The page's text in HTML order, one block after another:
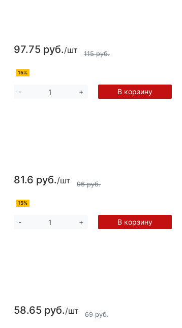
97.75 руб./шт 115 руб.
15%
- + В корзину
81.6 руб./шт 96 руб.
15%
- + В корзину
58.65 руб./шт 69 руб.